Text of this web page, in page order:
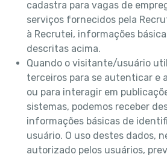
cadastra para vagas de
serviços fornecidos pela
à Recrutei, informações
descritas acima.
Quando o visitante/usuário
terceiros para se autenticar e
ou para interagir em
sistemas, podemos receber
informações básicas de
usuário. O uso destes dados,
autorizado pelos usuários,